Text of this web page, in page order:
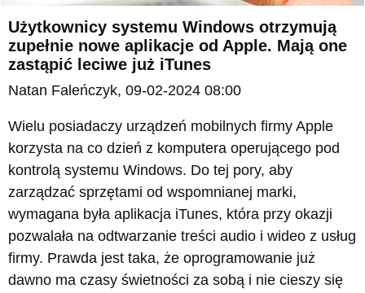
Użytkownicy systemu Windows otrzymują
zupełnie nowe aplikacje od Apple. Mają one
zastąpić leciwe już iTunes
Natan Faleńczyk, 09-02-2024 08:00
Wielu posiadaczy urządzeń mobilnych firmy Apple
korzysta na co dzień z komputera operującego pod
kontrolą systemu Windows. Do tej pory, aby
zarządzać sprzętami od wspomnianej marki,
wymagana była aplikacja iTunes, która przy okazji
pozwalała na odtwarzanie treści audio i wideo z usług
firmy. Prawda jest taka, że oprogramowanie już
dawno ma czasy świetności za sobą i nie cieszy się